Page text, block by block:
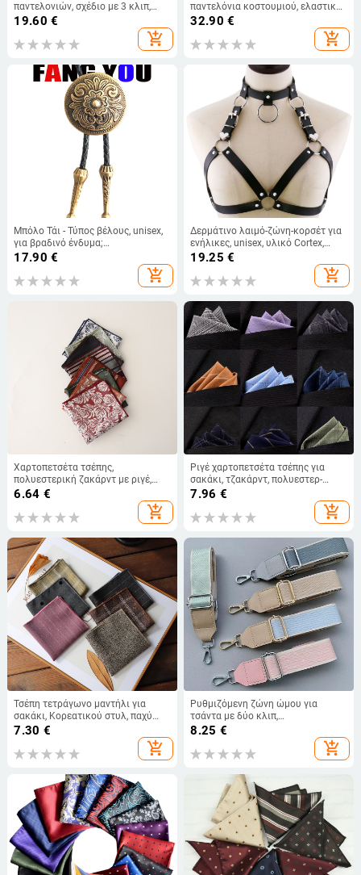
παντελονιών, σχέδιο με 3 κλιπ,
ελαστικός πολυεστερικός ιμάντας
19.60 €
add_shopping_cart
παντελόνια κοστουμιού, ελαστικοί
με διασταυρωμένο πίσω,
ρυθμιζόμενος μήκος, 2 κλιπ, κράμα
32.90 €
add_shopping_cart
Μπόλο Τάι - Τύπος βέλους, unisex,
για βραδινό ένδυμα;
Μονοχρωματικό μοτίβο; Υλικό:
Διαδικασία βαφής tie-dye
17.90 €
add_shopping_cart
Δερμάτινο λαιμό-ζώνη-κορσέτ για
ενήλικες, unisex, υλικό Cortex,
ρυθμιζόμενος λαιμός και ζώνη,
αξεσουάρ Harajuku πανκ εμφάνιση
19.25 €
add_shopping_cart
Χαρτοπετσέτα τσέπης,
πολυεστερική ζακάρντ με ριγέ,
casual στυλ, unisex
6.64 €
add_shopping_cart
Ριγέ χαρτοπετσέτα τσέπης για
σακάκι, τζακάρντ, πολυεστερ-
βαμβάκι, επένδυση πολυεστέρα
7.96 €
add_shopping_cart
Τσέπη τετράγωνο μαντήλι για
σακάκι, Κορεατικού στυλ, παχύ
ρετρό υφής μαλλιού (Υλικό:
Μαλλώδες; Εποχή: Καλοκαίρι
7.30 €
add_shopping_cart
Ρυθμιζόμενη ζώνη ώμου για
τσάντα με δύο κλιπ,
πολυεστερικός καμβάς και PU
8.25 €
add_shopping_cart